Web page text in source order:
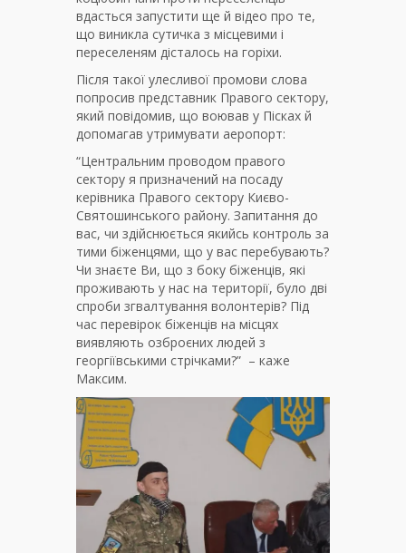
вдасться запустити ще й відео про те,
що виникла сутичка з місцевими і
переселеням дісталось на горіхи.
Після такої улесливої промови слова
попросив представник Правого сектору,
який повідомив, що воював у Пісках й
допомагав утримувати аеропорт:
“Центральним проводом правого
сектору я призначений на посаду
керівника Правого сектору Києво-
Святошинського району. Запитання до
вас, чи здійснюється якийсь контроль за
тими біженцями, що у вас перебувають?
Чи знаєте Ви, що з боку біженців, які
проживають у нас на території, було дві
спроби згвалтування волонтерів? Під
час перевірок біженців на місцях
виявляють озброєних людей з
георгіївськими стрічками?” – каже
Максим.